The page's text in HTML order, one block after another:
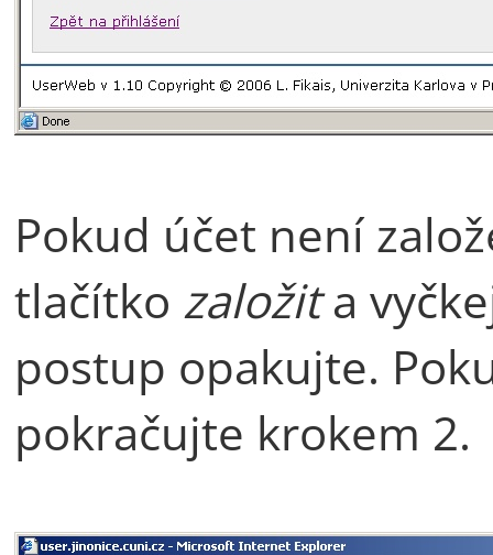
Pokud účet není
tlačítko založita
postup opakujte.
pokračujte krokem 2.